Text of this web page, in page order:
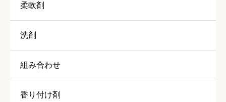
柔軟剤
洗剤
組み合わせ
香り付け剤